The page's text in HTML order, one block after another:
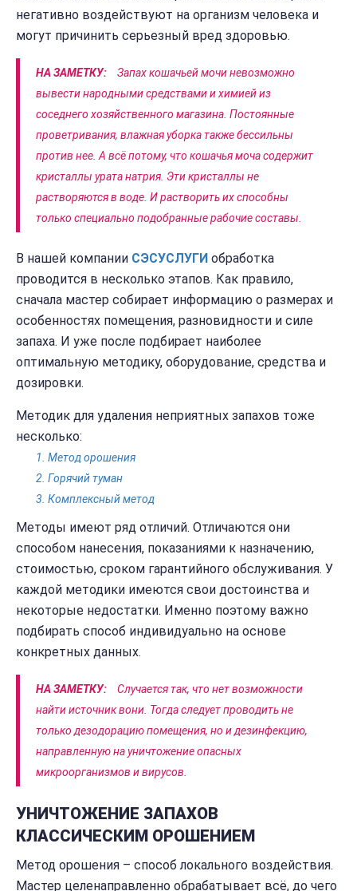
негативно воздействуют на организм человека и
могут причинить серьезный вред здоровью.
НА ЗАМЕТКУ:
Запах кошачьей мочи невозможно
вывести народными средствами и химией из
соседнего хозяйственного магазина. Постоянные
проветривания, влажная уборка также бессильны
против нее. А всё потому, что кошачья моча содержит
кристаллы урата натрия. Эти кристаллы не
растворяются в воде. И растворить их способны
только специально подобранные рабочие составы.
В нашей компании СЭСУСЛУГИ обработка
проводится в несколько этапов. Как правило,
сначала мастер собирает информацию о размерах и
особенностях помещения, разновидности и силе
запаха. И уже после подбирает наиболее
оптимальную методику, оборудование, средства и
дозировки.
Методик для удаления неприятных запахов тоже
несколько:
Метод орошения
Горячий туман
Комплексный метод
Методы имеют ряд отличий. Отличаются они
способом нанесения, показаниями к назначению,
стоимостью, сроком гарантийного обслуживания. У
каждой методики имеются свои достоинства и
некоторые недостатки. Именно поэтому важно
подбирать способ индивидуально на основе
конкретных данных.
НА ЗАМЕТКУ:
Случается так, что нет возможности
найти источник вони. Тогда следует проводить не
только дезодорацию помещения, но и дезинфекцию,
направленную на уничтожение опасных
микроорганизмов и вирусов.
УНИЧТОЖЕНИЕ ЗАПАХОВ
КЛАССИЧЕСКИМ ОРОШЕНИЕМ
Метод орошения – способ локального воздействия.
Мастер целенаправленно обрабатывает всё, до чего